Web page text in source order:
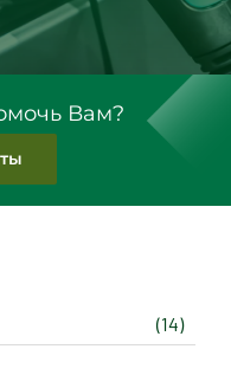
Вам?
(14)